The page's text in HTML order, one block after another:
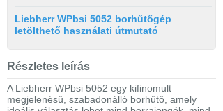
Liebherr WPbsi 5052 borhűtőgép
letölthető használati útmutató
Részletes leírás
A Liebherr WPbsi 5052 egy kifinomult
megjelenésű, szabadonálló borhűtő, amely